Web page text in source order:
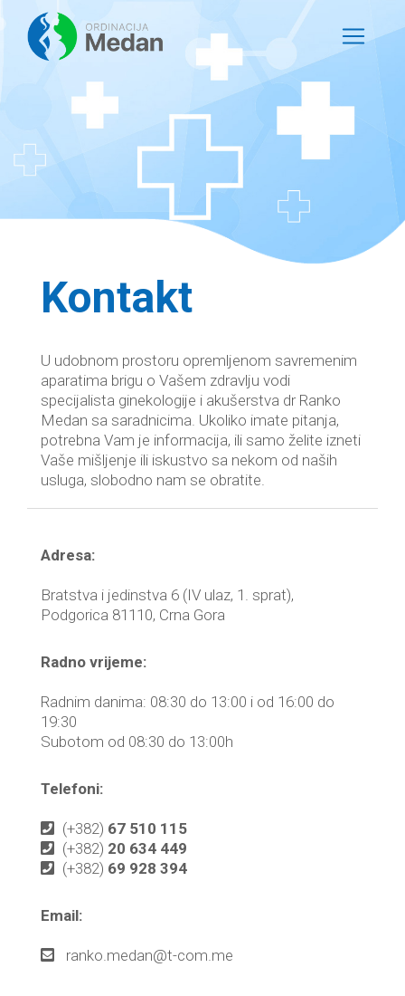
Kontakt
U udobnom prostoru opremljenom savremenim
aparatima brigu o Vašem zdravlju vodi
specijalista ginekologije i akušerstva dr Ranko
Medan sa saradnicima. Ukoliko imate pitanja,
potrebna Vam je informacija, ili samo želite izneti
Vaše mišljenje ili iskustvo sa nekom od naših
usluga, slobodno nam se obratite.
Adresa:
Bratstva i jedinstva 6 (IV ulaz, 1. sprat),
Podgorica 81110, Crna Gora
Radno vrijeme:
Radnim danima: 08:30 do 13:00 i od 16:00 do
19:30
Subotom od 08:30 do 13:00h
Telefoni:
(+382) 67 510 115
(+382) 20 634 449
(+382) 69 928 394
Email:
ranko.medan@t-com.me